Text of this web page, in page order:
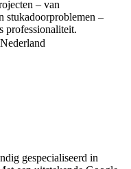
– van
stukadoorproblemen –
professionaliteit.
gespecialiseerd in